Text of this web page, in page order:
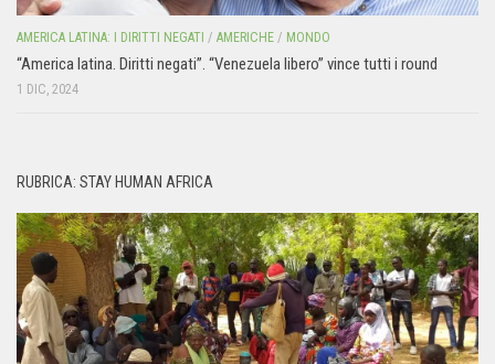
AMERICA LATINA: I DIRITTI NEGATI / AMERICHE / MONDO
“America latina. Diritti negati”. “Venezuela libero” vince tutti i round
1 DIC, 2024
RUBRICA: STAY HUMAN AFRICA